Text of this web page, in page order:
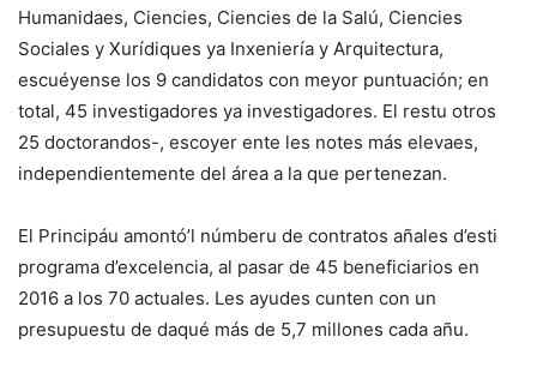
Humanidaes, Ciencies, Ciencies de la Salú, Ciencies
Sociales y Xurídiques ya Inxeniería y Arquitectura,
escuéyense los 9 candidatos con meyor puntuación; en
total, 45 investigadores ya investigadores. El restu otros
25 doctorandos-, escoyer ente les notes más elevaes,
independientemente del área a la que pertenezan.
El Principáu amontó’l númberu de contratos añales d’esti
programa d’excelencia, al pasar de 45 beneficiarios en
2016 a los 70 actuales. Les ayudes cunten con un
presupuestu de daqué más de 5,7 millones cada añu.